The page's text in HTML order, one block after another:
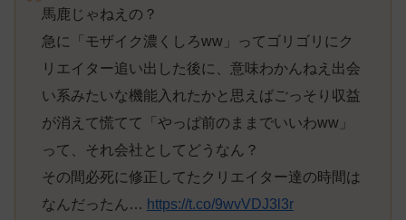
馬鹿じゃねえの？
急に「モザイク濃くしろww」ってゴリゴリにク
リエイター追い出した後に、意味わかんねえ出会
い系みたいな機能入れたかと思えばごっそり収益
が消えて慌てて「やっぱ前のままでいいわww」
って、それ会社としてどうなん？
その間必死に修正してたクリエイター達の時間は
なんだったん… https://t.co/9wvVDJ3l3r